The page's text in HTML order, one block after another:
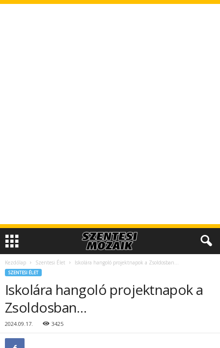
Kezdőlap Szentesi Élet Iskolára hangoló projektnapok a Zsoldosban…
SZENTESI ÉLET
Iskolára hangoló projektnapok a
Zsoldosban…
2024.09.17. 3425